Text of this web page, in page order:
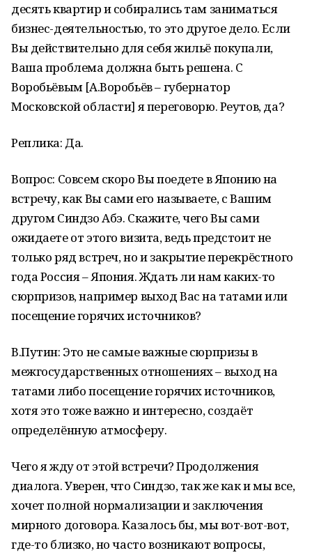
десять квартир и собирались там заниматься
бизнес-деятельностью, то это другое дело. Если
Вы действительно для себя жильё покупали,
Ваша проблема должна быть решена. С
Воробьёвым [А.Воробьёв – губернатор
Московской области] я переговорю. Реутов, да?
Реплика: Да.
Вопрос: Совсем скоро Вы поедете в Японию на
встречу, как Вы сами его называете, с Вашим
другом Синдзо Абэ. Скажите, чего Вы сами
ожидаете от этого визита, ведь предстоит не
только ряд встреч, но и закрытие перекрёстного
года Россия – Япония. Ждать ли нам каких-то
сюрпризов, например выход Вас на татами или
посещение горячих источников?
В.Путин: Это не самые важные сюрпризы в
межгосударственных отношениях – выход на
татами либо посещение горячих источников,
хотя это тоже важно и интересно, создаёт
определённую атмосферу.
Чего я жду от этой встречи? Продолжения
диалога. Уверен, что Синдзо, так же как и мы все,
хочет полной нормализации и заключения
мирного договора. Казалось бы, мы вот-вот-вот,
где-то близко, но часто возникают вопросы,